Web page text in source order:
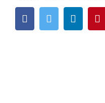
facebooktwitter linkedin